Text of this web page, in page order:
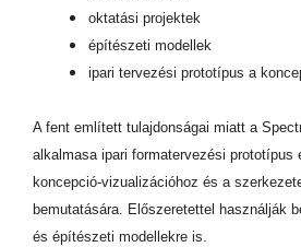
oktatási projektek
építészeti modellek
ipari tervezési prototípus a
A fent említett tulajdonságai miatt a
alkalmasa ipari formatervezési prototípus
koncepció-vizualizációhoz és a
bemutatására. Előszeretettel használják
és építészeti modellekre is.